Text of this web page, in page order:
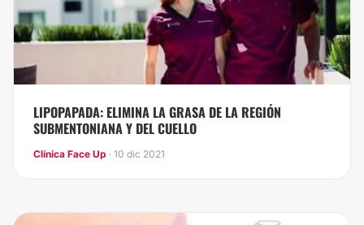
LIPOPAPADA: ELIMINA LA GRASA DE LA REGIÓN
SUBMENTONIANA Y DEL CUELLO
Clínica Face Up · 10 dic 2021